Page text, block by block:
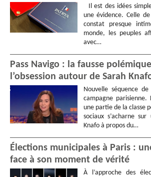
Il est des idées
une évidence. Celle de
constat presque
monde, les peuples
avec…
Pass Navigo : la fausse
l’obsession autour de Sarah
Nouvelle séquence
campagne parisienne.
une partie de la classe
sociaux s’acharne
Knafo à propos du…
Élections municipales à Paris :
face à son moment de vérité
À l’approche des